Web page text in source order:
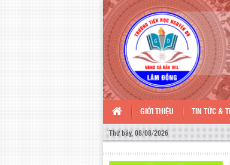
GIỚI THIỆU TIN TỨC &
Thứ bảy, 08/08/2026